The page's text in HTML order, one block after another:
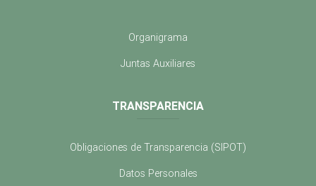
Organigrama
Juntas Auxiliares
TRANSPARENCIA
Obligaciones de Transparencia (SIPOT)
Datos Personales